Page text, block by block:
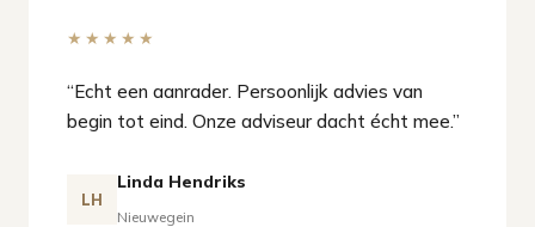
★★★★★
“Echt een aanrader. Persoonlijk advies van
begin tot eind. Onze adviseur dacht écht mee.”
LH
Linda Hendriks
Nieuwegein